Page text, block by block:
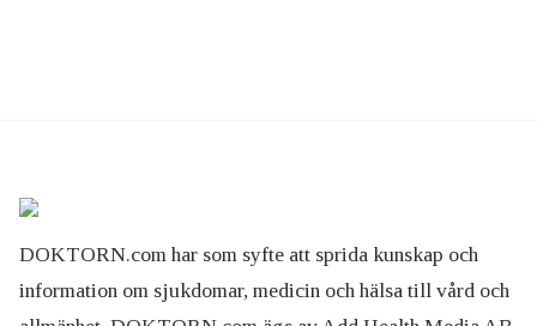
DOKTORN.com har som syfte att sprida kunskap och
information om sjukdomar, medicin och hälsa till vård och